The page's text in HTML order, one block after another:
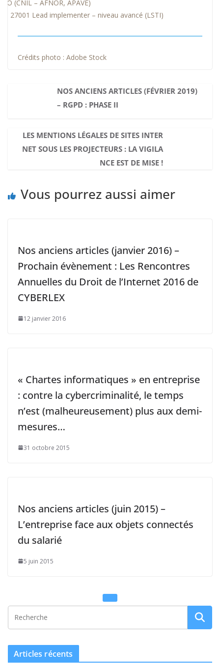
(CNIL – AFNOR, APAVE)
27001 Lead implementer – niveau avancé (LSTI)
Crédits photo : Adobe Stock
NOS ANCIENS ARTICLES (FÉVRIER 2019)
– RGPD : PHASE II
LES MENTIONS LÉGALES DE SITES INTER
NET SOUS LES PROJECTEURS : LA VIGILA
NCE EST DE MISE !
Vous pourrez aussi aimer
Nos anciens articles (janvier 2016) –
Prochain évènement : Les Rencontres
Annuelles du Droit de l’Internet 2016 de
CYBERLEX
12 janvier 2016
« Chartes informatiques » en entreprise
: contre la cybercriminalité, le temps
n’est (malheureusement) plus aux demi-
mesures…
31 octobre 2015
Nos anciens articles (juin 2015) –
L’entreprise face aux objets connectés
du salarié
5 juin 2015
Articles récents